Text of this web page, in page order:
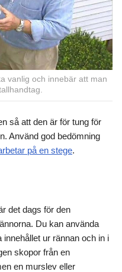
vanlig och innebär att man
så att den är för tung för
Använd god bedömning
på en stege.
det dags för den
Du kan använda
ur rännan och in i
skopor från en
en murslev eller